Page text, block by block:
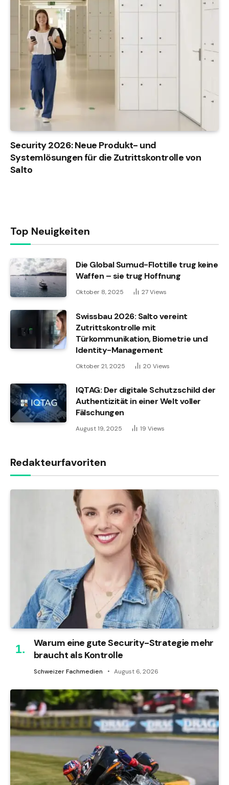
Security 2026: Neue Produkt- und
Systemlösungen für die Zutrittskontrolle von
Salto
Top Neuigkeiten
Die Global Sumud-Flottille trug keine
Waffen – sie trug Hoffnung
Oktober 8, 2025 27Views
Swissbau 2026: Salto vereint
Zutrittskontrolle mit
Türkommunikation, Biometrie und
Identity-Management
Oktober 21, 2025 20 Views
IQTAG: Der digitale Schutzschild der
Authentizität in einer Welt voller
Fälschungen
August 19, 2025 19 Views
Redakteurfavoriten
Warum eine gute Security-Strategie mehr
braucht als Kontrolle
Schweizer Fachmedien August 6, 2026